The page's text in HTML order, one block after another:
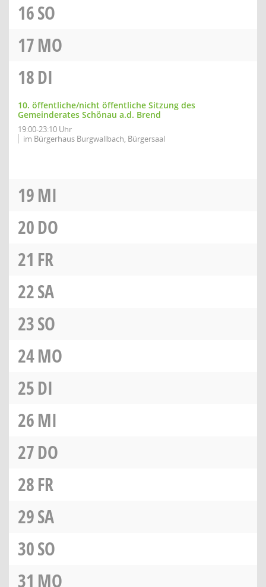
16SO
17MO
18DI
10. öffentliche/nicht öffentliche Sitzung des
Gemeinderates Schönau a.d. Brend
19:00-23:10 Uhr
im Bürgerhaus Burgwallbach, Bürgersaal
19MI
20DO
21 FR
22SA
23SO
24MO
25DI
26MI
27DO
28FR
29SA
30SO
31 MO